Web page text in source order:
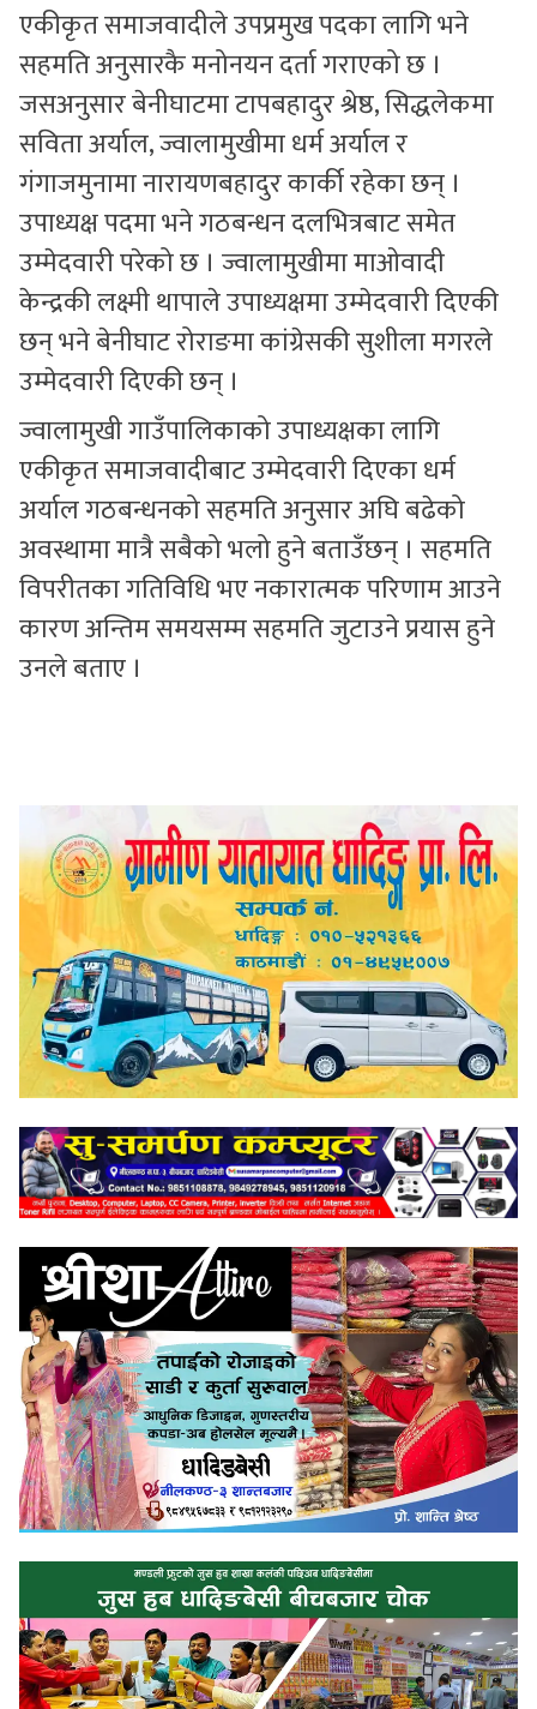
एकीकृत समाजवादीले उपप्रमुख पदका लागि भने
सहमति अनुसारकै मनोनयन दर्ता गराएको छ ।
जसअनुसार बेनीघाटमा टापबहादुर श्रेष्ठ, सिद्धलेकमा
सविता अर्याल, ज्वालामुखीमा धर्म अर्याल र
गंगाजमुनामा नारायणबहादुर कार्की रहेका छन् ।
उपाध्यक्ष पदमा भने गठबन्धन दलभित्रबाट समेत
उम्मेदवारी परेको छ । ज्वालामुखीमा माओवादी
केन्द्रकी लक्ष्मी थापाले उपाध्यक्षमा उम्मेदवारी दिएकी
छन् भने बेनीघाट रोराङमा कांग्रेसकी सुशीला मगरले
उम्मेदवारी दिएकी छन् ।
ज्वालामुखी गाउँपालिकाको उपाध्यक्षका लागि
एकीकृत समाजवादीबाट उम्मेदवारी दिएका धर्म
अर्याल गठबन्धनको सहमति अनुसार अघि बढेको
अवस्थामा मात्रै सबैको भलो हुने बताउँछन् । सहमति
विपरीतका गतिविधि भए नकारात्मक परिणाम आउने
कारण अन्तिम समयसम्म सहमति जुटाउने प्रयास हुने
उनले बताए ।